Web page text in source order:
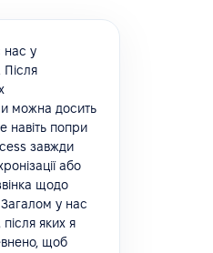
нас у
Після
можна досить
навіть попри
завжди
або
щодо
у нас
яких я
щоб